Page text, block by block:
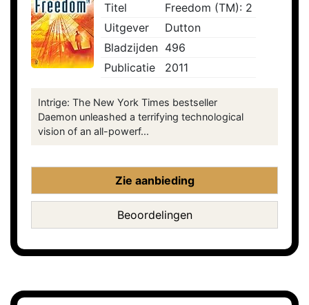
Titel
Freedom (TM): 2
Uitgever
Dutton
Bladzijden 496
Publicatie
2011
Intrige: The New York Times bestseller
Daemon unleashed a terrifying technological
vision of an all-powerf...
Zie aanbieding
Beoordelingen